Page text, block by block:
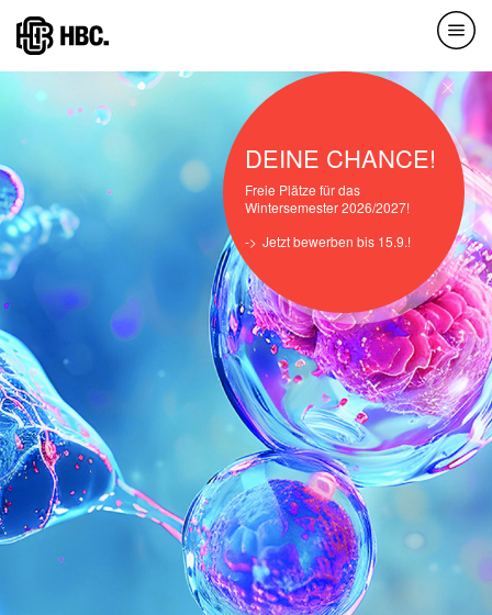
Direkt
zum
Inhalt
DEINE CHANCE!
Freie Plätze für das
Wintersemester 2026/2027!
Jetzt bewerben bis 15.9.!